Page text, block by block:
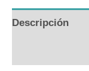
Descripción